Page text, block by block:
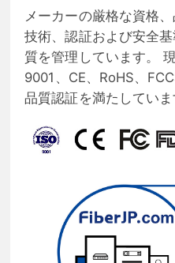
メーカーの厳格な資格
技術、認証および安全
質を管理しています。
9001、CE、RoHS、
品質認証を満たしていま